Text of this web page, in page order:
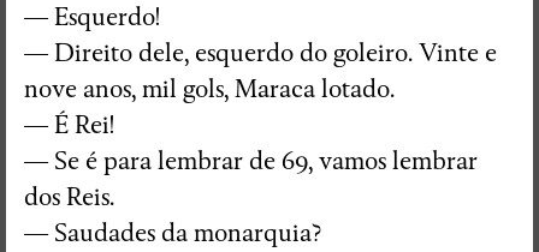
Avenidas
— Esquerdo!
— Direito dele, esquerdo do goleiro. Vinte e
nove anos, mil gols, Maraca lotado.
— É Rei!
— Se é para lembrar de 69, vamos lembrar
dos Reis.
— Saudades da monarquia?